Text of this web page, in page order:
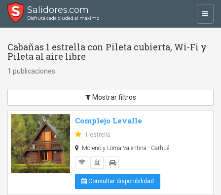
Salidores.com
Disfrutá cada ciudad al máximo
Cabañas 1 estrella con Pileta cubierta, Wi-Fi y
Pileta al aire libre
1 publicaciones
Mostrar filtros
Complejo Levalle
1 estrella
Moreno y Loma Valentina - Carhué
Consultar disponibilidad